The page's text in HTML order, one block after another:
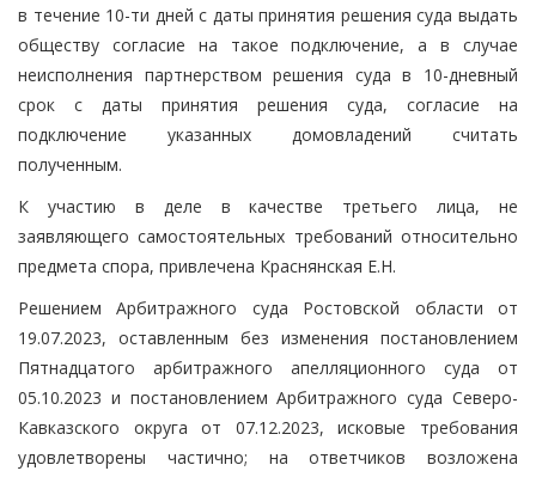
в течение 10-ти дней с даты принятия решения суда выдать
обществу согласие на такое подключение, а в случае
неисполнения партнерством решения суда в 10-дневный
срок с даты принятия решения суда, согласие на
подключение указанных домовладений считать
полученным.
К участию в деле в качестве третьего лица, не
заявляющего самостоятельных требований относительно
предмета спора, привлечена Краснянская Е.Н.
Решением Арбитражного суда Ростовской области от
19.07.2023, оставленным без изменения постановлением
Пятнадцатого арбитражного апелляционного суда от
05.10.2023 и постановлением Арбитражного суда Северо-
Кавказского округа от 07.12.2023, исковые требования
удовлетворены частично; на ответчиков возложена